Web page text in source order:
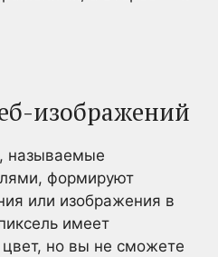
изображений
называемые
формируют
или изображения в
имеет
но вы не сможете